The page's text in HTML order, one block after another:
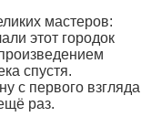
мастеров:
этот городок
спустя.
с первого взгляда
раз.